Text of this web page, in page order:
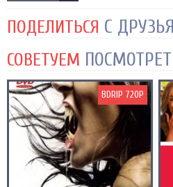
ПОДЕЛИТЬСЯ С
СОВЕТУЕМ
BDRIP 720P